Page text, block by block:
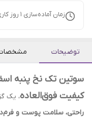
زمان آماده‌سازی 1 روز
توضیحات
سوتین تک نخ پنبه
کیفیت فوق‌العاده، یک
راحتی، سلامت پوست و